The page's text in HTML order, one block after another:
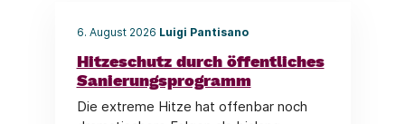
6. August 2026 Luigi Pantisano
Hitzeschutz durch öffentliches
Sanierungsprogramm
Die extreme Hitze hat offenbar noch